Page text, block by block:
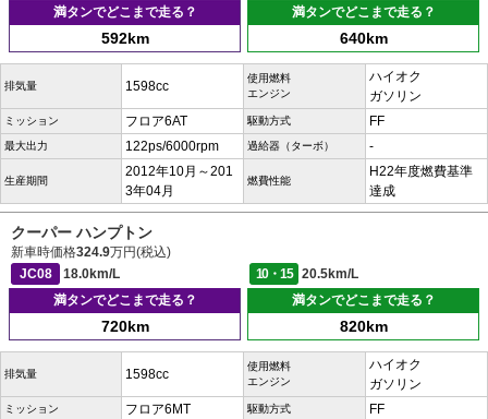
満タンでどこまで走る？
592km
満タンでどこまで走る？
640km
排気量 1598cc
使用燃料
エンジン
ハイオク
ガソリン
ミッション フロア6AT 駆動方式 FF
最大出力 122ps/6000rpm 過給器（ターボ） -
生産期間
2012年10月～201
3年04月
燃費性能
H22年度燃費基準
達成
クーパー ハンプトン
新車時価格324.9万円(税込)
JC08
18.0km/L 10・15
20.5km/L
満タンでどこまで走る？
720km
満タンでどこまで走る？
820km
排気量 1598cc
使用燃料
エンジン
ハイオク
ガソリン
ミッション フロア6MT 駆動方式 FF